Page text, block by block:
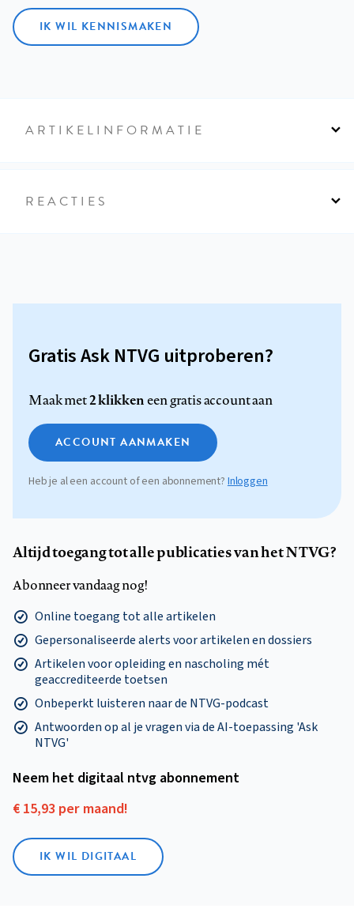
IK WIL KENNISMAKEN
ARTIKELINFORMATIE
REACTIES
Gratis Ask NTVG uitproberen?
Maak met2 klikkeneen gratis account aan
ACCOUNT AANMAKEN
Heb je al een account of een abonnement?Inloggen
Altijd toegang tot alle publicaties van het NTVG?
Abonneer vandaag nog!
Online toegang tot alle artikelen
Gepersonaliseerde alerts voor artikelen en dossiers
Artikelen voor opleiding en nascholing mét
geaccrediteerde toetsen
Onbeperkt luisteren naar de NTVG-podcast
Antwoorden op al je vragen via de AI-toepassing 'Ask
NTVG'
Neem het digitaal ntvg abonnement
€ 15,93 per maand!
IK WIL DIGITAAL